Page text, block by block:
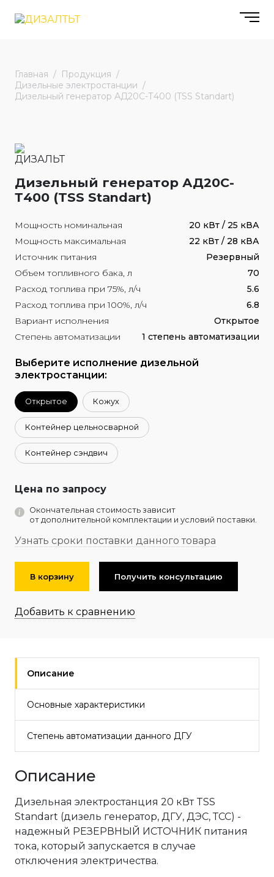
Главная
Продукция
Дизельные электростанции
Дизельный генератор АД20С-Т400 (TSS Standart)
Дизельный генератор АД20С-
Т400 (TSS Standart)
Мощность номинальная
20 кВт / 25 кВА
Мощность максимальная
22 кВт / 28 кВА
Источник питания
Резервный
Объем топливного бака, л
70
Расход топлива при 75%, л/ч
5.6
Расход топлива при 100%, л/ч
6.8
Вариант исполнения
Открытое
Степень автоматизации
1 степень автоматизации
Выберите исполнение дизельной
электростанции:
Открытое Кожух
Контейнер цельносварной
Контейнер сэндвич
Цена по запросу
Окончательная стоимость зависит
от дополнительной комплектации и условий поставки.
Узнать сроки поставки данного товара
В корзину Получить консультацию
Добавить к сравнению
Описание
Основные характеристики
Степень автоматизации данного ДГУ
Описание
Дизельная электростанция 20 кВт TSS
Standart (дизель генератор, ДГУ, ДЭС, ТСС) -
надежный РЕЗЕРВНЫЙ ИСТОЧНИК питания
тока, который запускается в случае
отключения электричества.